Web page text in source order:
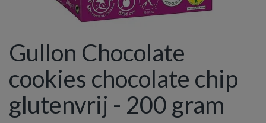
Gullon Chocolate
cookies chocolate chip
glutenvrij - 200 gram